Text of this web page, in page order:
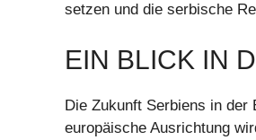
setzen und die serbische
EIN BLICK IN
Die Zukunft Serbiens in der
europäische Ausrichtung